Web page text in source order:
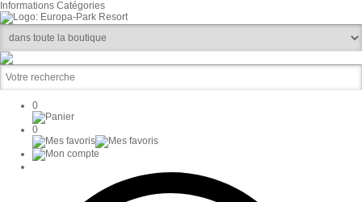
Informations Catégories
0
0